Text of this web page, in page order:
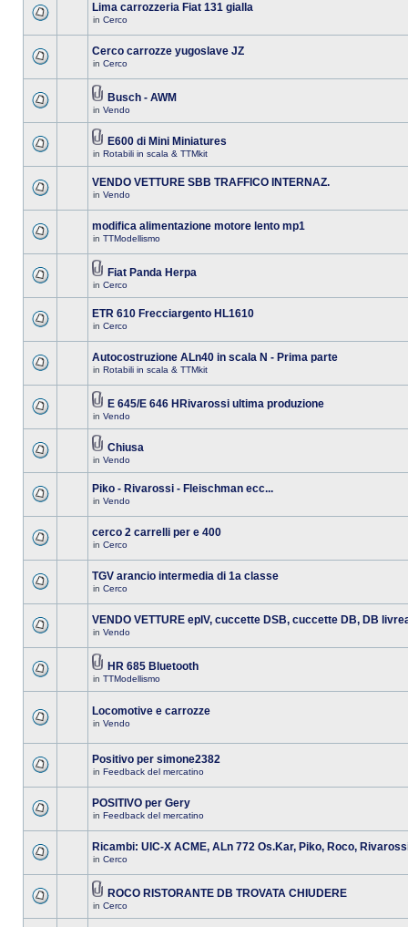
Lima carrozzeria Fiat 131 gialla
in Cerco
Cerco carrozze yugoslave JZ
in Cerco
Busch - AWM
in Vendo
E600 di Mini Miniatures
in Rotabili in scala & TTMkit
VENDO VETTURE SBB TRAFFICO INTERNAZ.
in Vendo
modifica alimentazione motore lento mp1
in TTModellismo
Fiat Panda Herpa
in Cerco
ETR 610 Frecciargento HL1610
in Cerco
Autocostruzione ALn40 in scala N - Prima parte
in Rotabili in scala & TTMkit
E 645/E 646 HRivarossi ultima produzione
in Vendo
Chiusa
in Vendo
Piko - Rivarossi - Fleischman ecc...
in Vendo
cerco 2 carrelli per e 400
in Cerco
TGV arancio intermedia di 1a classe
in Cerco
VENDO VETTURE epIV, cuccette DSB, cuccette DB, DB
in Vendo
HR 685 Bluetooth
in TTModellismo
Locomotive e carrozze
in Vendo
Positivo per simone2382
in Feedback del mercatino
POSITIVO per Gery
in Feedback del mercatino
Ricambi: UIC-X ACME, ALn 772 Os.Kar, Piko, Roco,
in Cerco
ROCO RISTORANTE DB TROVATA CHIUDERE
in Cerco